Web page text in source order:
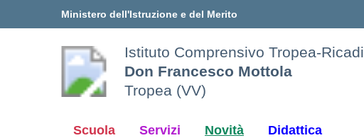
Ministero dell'Istruzione e del Merito
Istituto Comprensivo Tropea-Ricadi
Don Francesco Mottola
Tropea (VV)
Scuola Servizi Novità Didattica